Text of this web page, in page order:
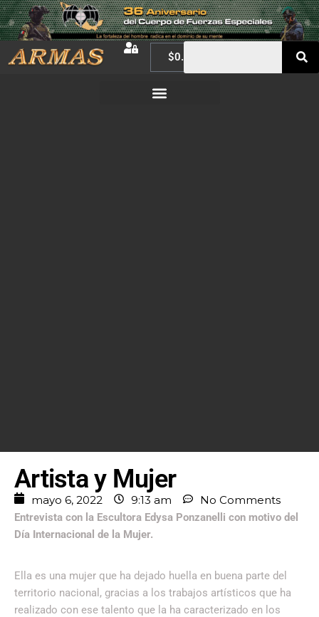
$0.00
Artista y Mujer
mayo 6, 2022 9:13 am No Comments
Entrevista con la Escultora Edysa Ponzanelli con motivo del
Día Internacional de la Mujer.
Ella es una mujer que ha dejado huella en buena parte del
territorio nacional, gracias a los trabajos artísticos que ha
realizado con ese talento que la ha caracterizado en los